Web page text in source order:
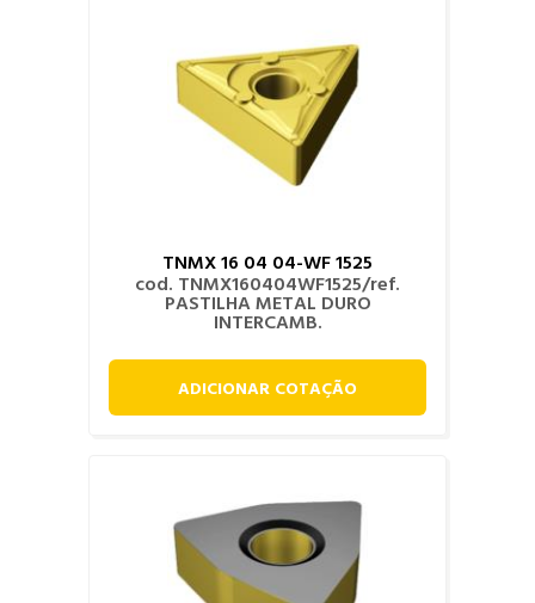
TNMX 16 04 04-WF 1525
cod. TNMX160404WF1525/ref.
PASTILHA METAL DURO
INTERCAMB.
ADICIONAR COTAÇÃO